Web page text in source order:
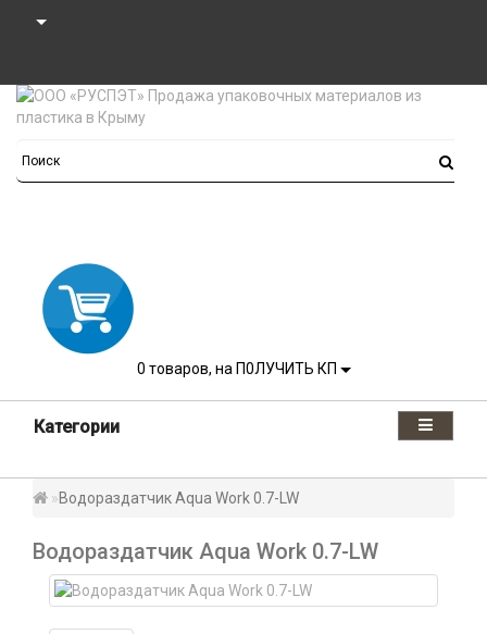
0 товаров, на П0ЛУЧИТЬ КП
Категории
Водораздатчик Aqua Work 0.7-LW
Водораздатчик Aqua Work 0.7-LW